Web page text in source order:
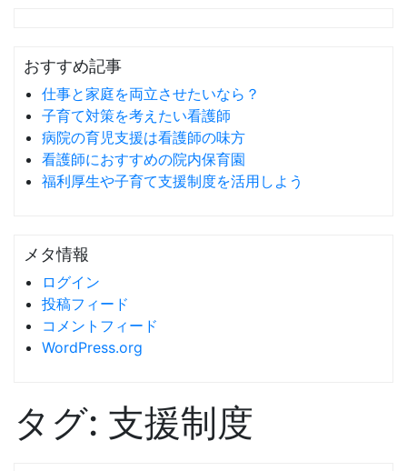
おすすめ記事
仕事と家庭を両立させたいなら？
子育て対策を考えたい看護師
病院の育児支援は看護師の味方
看護師におすすめの院内保育園
福利厚生や子育て支援制度を活用しよう
メタ情報
ログイン
投稿フィード
コメントフィード
WordPress.org
タグ: 支援制度